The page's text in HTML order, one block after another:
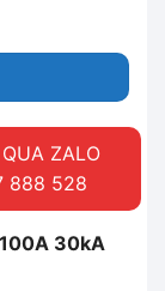
ZALO
888 528
30kA